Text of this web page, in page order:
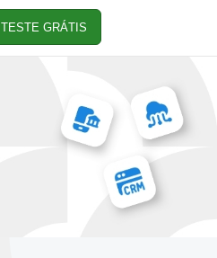
TESTE GRÁTIS